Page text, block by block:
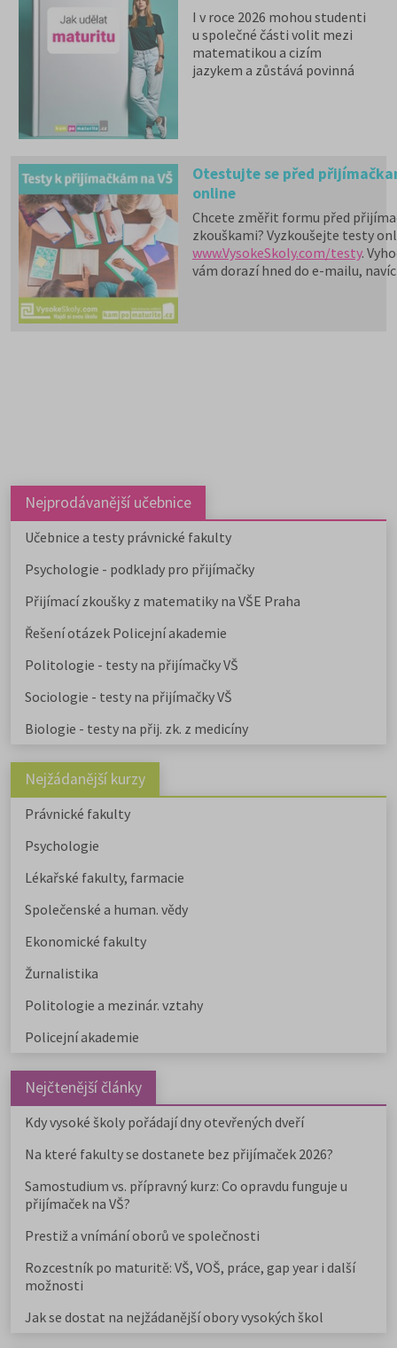
I v roce 2026 mohou studenti
u společné části volit mezi
matematikou a cizím
jazykem a zůstává povinná
Otestujte se před
online
Chcete změřit formu před
zkouškami? Vyzkoušejte testy
www.VysokeSkoly.com/testy.
vám dorazí hned do e-mailu, navíc
Nejprodávanější učebnice
Učebnice a testy právnické fakulty
Psychologie - podklady pro přijímačky
Přijímací zkoušky z matematiky na VŠE Praha
Řešení otázek Policejní akademie
Politologie - testy na přijímačky VŠ
Sociologie - testy na přijímačky VŠ
Biologie - testy na přij. zk. z medicíny
Nejžádanější kurzy
Právnické fakulty
Psychologie
Lékařské fakulty, farmacie
Společenské a human. vědy
Ekonomické fakulty
Žurnalistika
Politologie a mezinár. vztahy
Policejní akademie
Nejčtenější články
Kdy vysoké školy pořádají dny otevřených dveří
Na které fakulty se dostanete bez přijímaček 2026?
Samostudium vs. přípravný kurz: Co opravdu funguje u
přijímaček na VŠ?
Prestiž a vnímání oborů ve společnosti
Rozcestník po maturitě: VŠ, VOŠ, práce, gap year i další
možnosti
Jak se dostat na nejžádanější obory vysokých škol